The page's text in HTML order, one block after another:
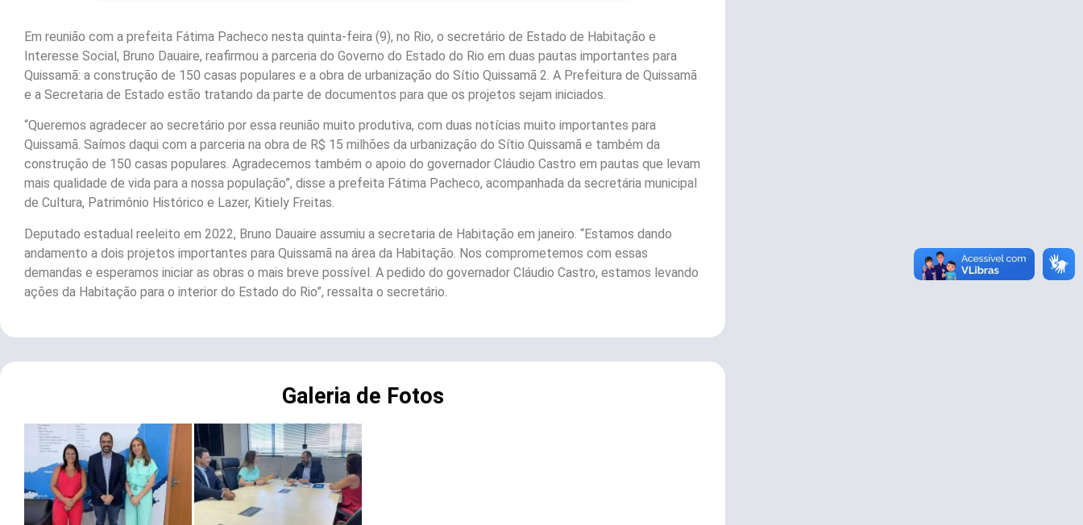
Em reunião com a prefeita Fátima Pacheco nesta quinta-feira (9), no Rio, o secretário de Estado de Habitação e
Interesse Social, Bruno Dauaire, reafirmou a parceria do Governo do Estado do Rio em duas pautas importantes para
Quissamã: a construção de 150 casas populares e a obra de urbanização do Sítio Quissamã 2. A Prefeitura de Quissamã
e a Secretaria de Estado estão tratando da parte de documentos para que os projetos sejam iniciados.
“Queremos agradecer ao secretário por essa reunião muito produtiva, com duas notícias muito importantes para
Quissamã. Saímos daqui com a parceria na obra de R$ 15 milhões da urbanização do Sítio Quissamã e também da
construção de 150 casas populares. Agradecemos também o apoio do governador Cláudio Castro em pautas que levam
mais qualidade de vida para a nossa população”, disse a prefeita Fátima Pacheco, acompanhada da secretária municipal
de Cultura, Patrimônio Histórico e Lazer, Kitiely Freitas.
Deputado estadual reeleito em 2022, Bruno Dauaire assumiu a secretaria de Habitação em janeiro. “Estamos dando
andamento a dois projetos importantes para Quissamã na área da Habitação. Nos comprometemos com essas
demandas e esperamos iniciar as obras o mais breve possível. A pedido do governador Cláudio Castro, estamos levando
ações da Habitação para o interior do Estado do Rio”, ressalta o secretário.
Galeria de Fotos